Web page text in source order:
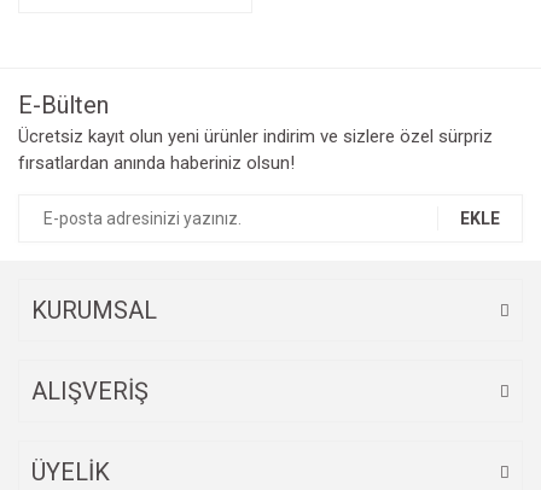
E-Bülten
Ücretsiz kayıt olun yeni ürünler indirim ve sizlere özel sürpriz
fırsatlardan anında haberiniz olsun!
EKLE
KURUMSAL
ALIŞVERİŞ
ÜYELİK